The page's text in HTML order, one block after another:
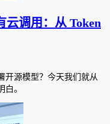
云调用：从 Token
开源模型？今天我们就从
。